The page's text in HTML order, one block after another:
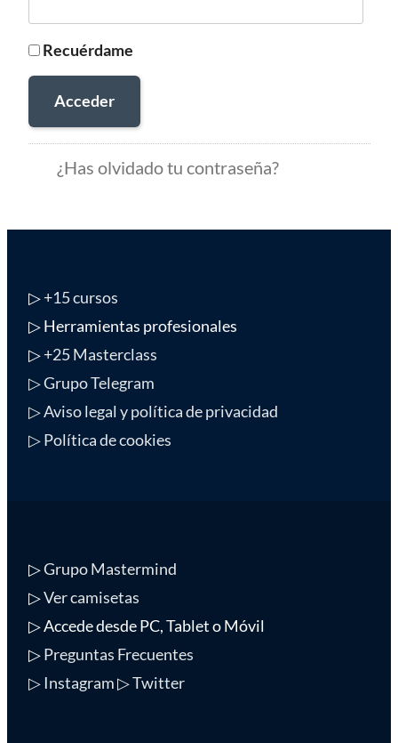
Recuérdame
Acceder
¿Has olvidado tu contraseña?
▷+15 cursos
▷ Herramientas profesionales
▷+25 Masterclass
▷ Grupo Telegram
▷ Aviso legal y política de privacidad
▷ Política de cookies
▷Grupo Mastermind
▷Ver camisetas
▷ Accede desde PC, Tablet o Móvil
▷Preguntas Frecuentes
▷ Instagram▷ Twitter